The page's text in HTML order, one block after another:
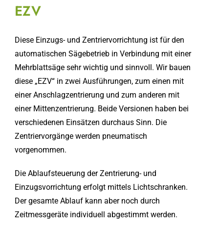
EZV
Diese Einzugs- und Zentriervorrichtung ist für den
automatischen Sägebetrieb in Verbindung mit einer
Mehrblattsäge sehr wichtig und sinnvoll. Wir bauen
diese „EZV“ in zwei Ausführungen, zum einen mit
einer Anschlagzentrierung und zum anderen mit
einer Mittenzentrierung. Beide Versionen haben bei
verschiedenen Einsätzen durchaus Sinn. Die
Zentriervorgänge werden pneumatisch
vorgenommen.
Die Ablaufsteuerung der Zentrierung- und
Einzugsvorrichtung erfolgt mittels Lichtschranken.
Der gesamte Ablauf kann aber noch durch
Zeitmessgeräte individuell abgestimmt werden.